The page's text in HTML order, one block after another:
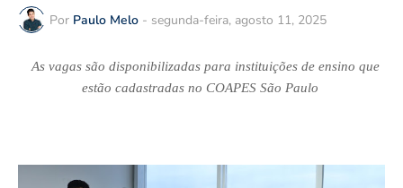
Por Paulo Melo - segunda-feira, agosto 11, 2025
As vagas são disponibilizadas para instituições de ensino que
estão cadastradas no COAPES São Paulo